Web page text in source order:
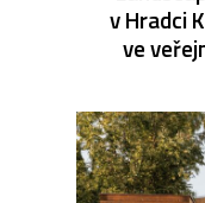
v Hradci
ve